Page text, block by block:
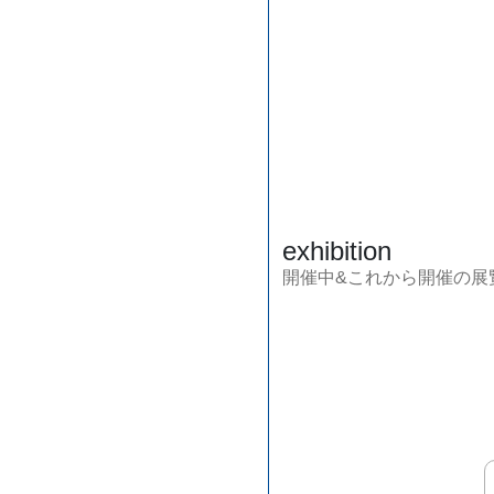
exhibition
開催中&これから開催の展